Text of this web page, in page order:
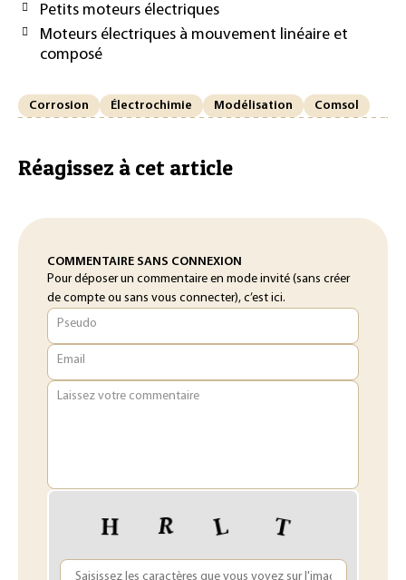
Petits moteurs électriques
Moteurs électriques à mouvement linéaire et
composé
Corrosion Électrochimie Modélisation Comsol
Réagissez à cet article
COMMENTAIRE SANS CONNEXION
Pour déposer un commentaire en mode invité (sans créer
de compte ou sans vous connecter), c’est ici.
Pseudo
Email
Laissez votre commentaire